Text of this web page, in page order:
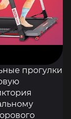
прогулки